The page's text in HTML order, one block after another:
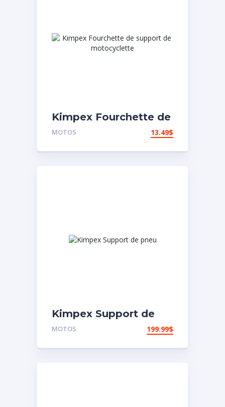
Kimpex Fourchette de
support de
MOTOS 13.49$
Kimpex Support de
pneu
MOTOS 199.99$